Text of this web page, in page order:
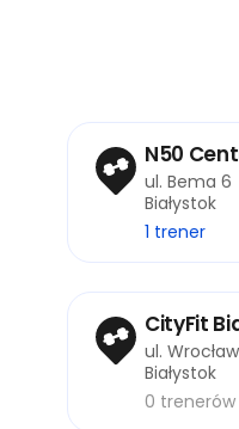
N50
ul. Bema 6
Białystok
1 trener
CityFit
ul.
Białystok
0 trenerów